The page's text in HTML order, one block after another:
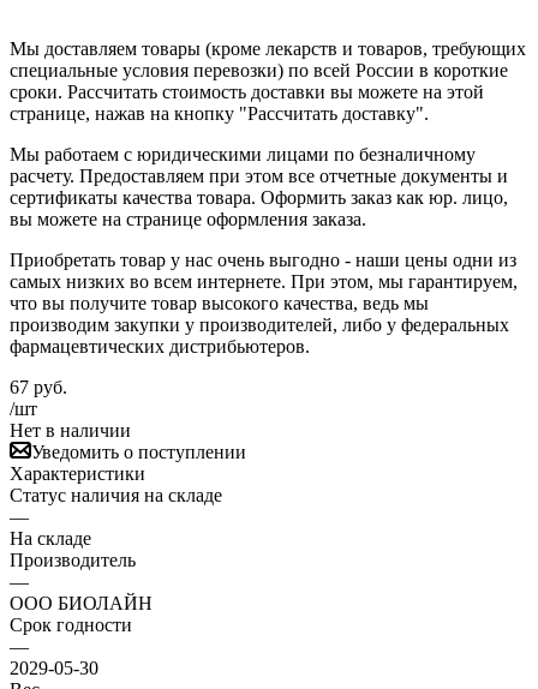
Мы доставляем товары (кроме лекарств и товаров, требующих
специальные условия перевозки) по всей России в короткие
сроки. Рассчитать стоимость доставки вы можете на этой
странице, нажав на кнопку "Рассчитать доставку".
Мы работаем с юридическими лицами по безналичному
расчету. Предоставляем при этом все отчетные документы и
сертификаты качества товара. Оформить заказ как юр. лицо,
вы можете на странице оформления заказа.
Приобретать товар у нас очень выгодно - наши цены одни из
самых низких во всем интернете. При этом, мы гарантируем,
что вы получите товар высокого качества, ведь мы
производим закупки у производителей, либо у федеральных
фармацевтических дистрибьютеров.
67 руб.
/шт
Нет в наличии
Уведомить о поступлении
Характеристики
Статус наличия на складе
—
На складе
Производитель
—
ООО БИОЛАЙН
Срок годности
—
2029-05-30